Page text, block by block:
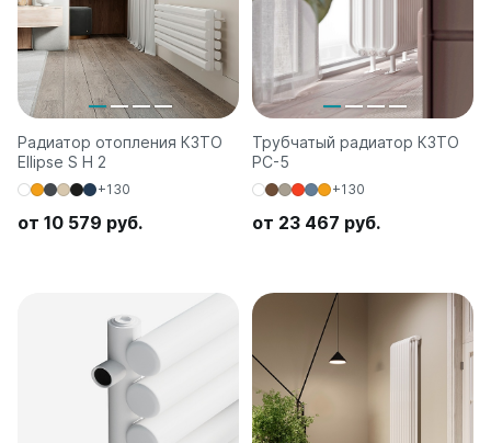
Радиатор отопления КЗТО
Ellipse S H 2
+130
от 10 579 руб.
Трубчатый радиатор КЗТО
РС-5
+130
от 23 467 руб.